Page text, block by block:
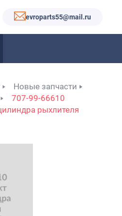
evroparts55@mail.ru
Новые запчасти
707-99-66610
рыхлителя